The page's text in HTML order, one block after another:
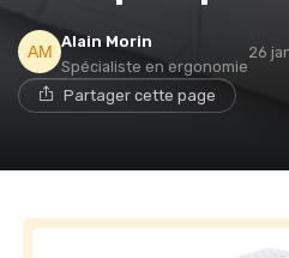
Alain Morin
Spécialiste en ergonomie
26
Partager cette page→ Je rejoins
Non merci, peut-